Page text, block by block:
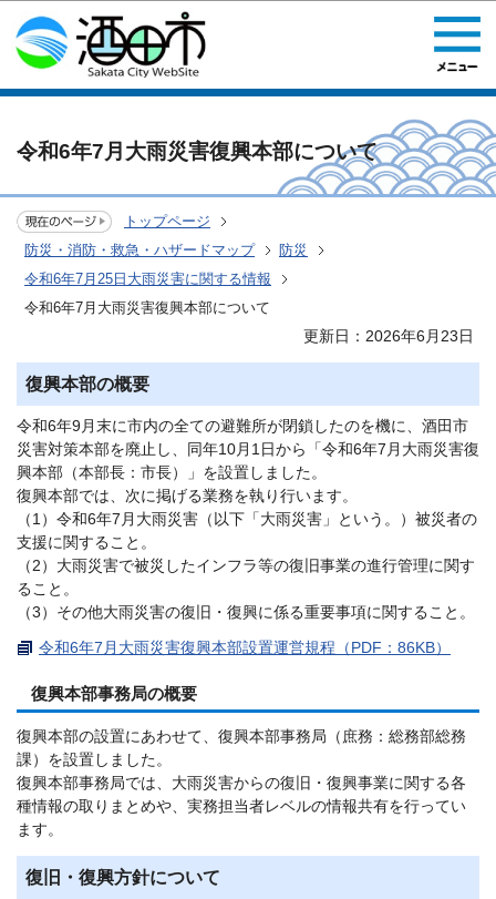
このページの本文へ移動
令和6年7月大雨災害復興本部について
トップページ
防災・消防・救急・ハザードマップ
防災
令和6年7月25日大雨災害に関する情報
令和6年7月大雨災害復興本部について
更新日：2026年6月23日
復興本部の概要
令和6年9月末に市内の全ての避難所が閉鎖したのを機に、酒田市
災害対策本部を廃止し、同年10月1日から「令和6年7月大雨災害復
興本部（本部長：市長）」を設置しました。
復興本部では、次に掲げる業務を執り行います。
（1）令和6年7月大雨災害（以下「大雨災害」という。）被災者の
支援に関すること。
（2）大雨災害で被災したインフラ等の復旧事業の進行管理に関す
ること。
（3）その他大雨災害の復旧・復興に係る重要事項に関すること。
令和6年7月大雨災害復興本部設置運営規程（PDF：86KB）
復興本部事務局の概要
復興本部の設置にあわせて、復興本部事務局（庶務：総務部総務
課）を設置しました。
復興本部事務局では、大雨災害からの復旧・復興事業に関する各
種情報の取りまとめや、実務担当者レベルの情報共有を行ってい
ます。
復旧・復興方針について